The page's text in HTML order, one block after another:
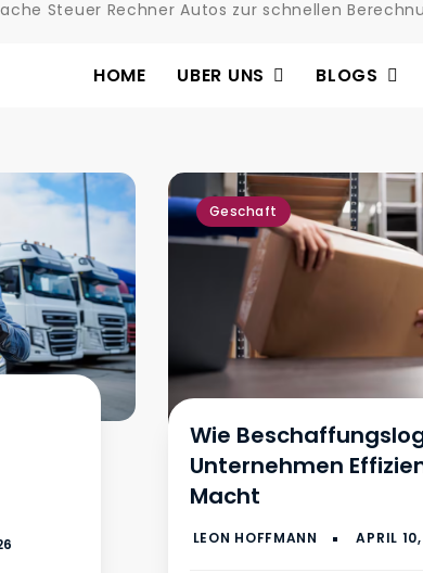
Steuer Rechner Autos zur schnellen
HOME UBER UNS BLOGS
Geschaft
Wie
Unternehmen
Macht